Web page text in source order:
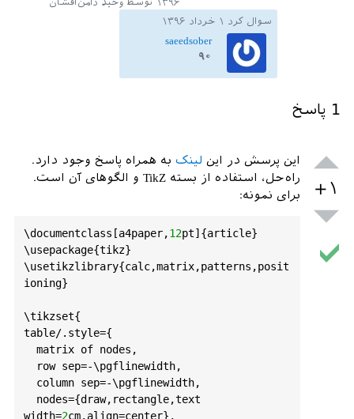
۱۳۹۶ توسطوحید دامن‌افشان
سوال کرد ۱ خرداد ۱۳۹۶
saeedsober
۹۰
1 پاسخ
+۱
این پرسش در این لینک به همراه پاسخ وجود دارد.
راه‌حل، استفاده از بسته TikZ و الگوهای آن است.
برای نمونه:
\documentclass [a4paper,12pt]{article}
\usepackage{tikz}
\usetikzlibrary{calc,matrix,patterns ,posit
ioning}
\tikzset
table/. style={
matrix of nodes ,
row sep=-\pgflinewidth,
column sep=-\pgflinewidth,
nodes={draw, rectangle,text
width=2cm,align=center},